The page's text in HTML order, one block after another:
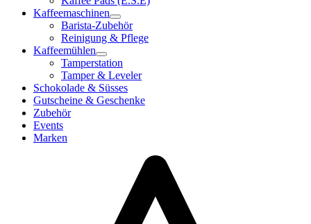
Kaffeemaschinen
Barista-Zubehör
Reinigung & Pflege
Kaffeemühlen
Tamperstation
Tamper & Leveler
Schokolade & Süsses
Gutscheine & Geschenke
Zubehör
Events
Marken